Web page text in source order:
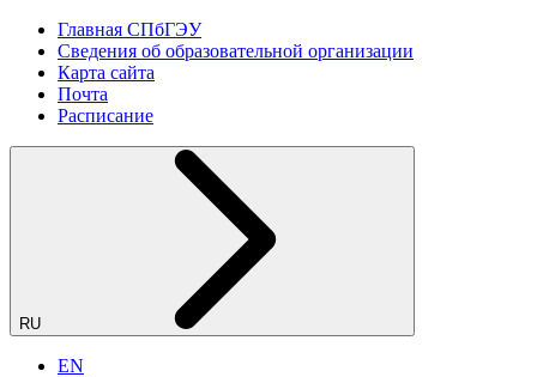
Главная СПбГЭУ
Сведения об образовательной организации
Карта сайта
Почта
Расписание
RU
EN